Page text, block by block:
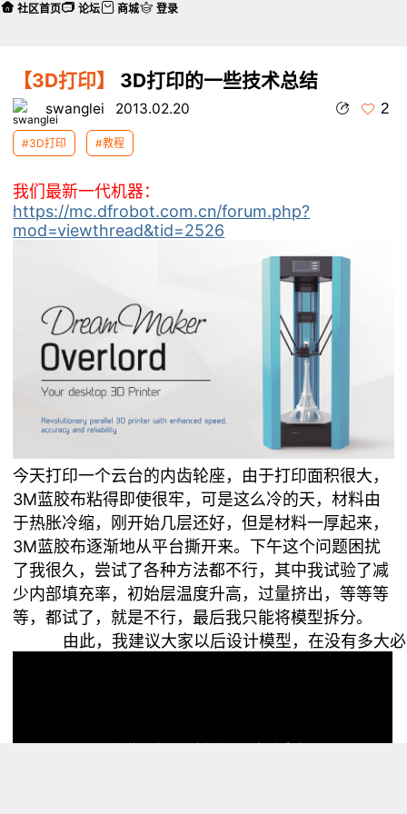
【3D打印】 3D打印的一些技术总结
swanglei 2013.02.20 2
#3D打印 #教程
我们最新一代机器：
https://mc.dfrobot.com.cn/forum.php?
mod=viewthread&tid=2526
今天打印一个云台的内齿轮座，由于打印面积很大，
3M蓝胶布粘得即使很牢，可是这么冷的天，材料由
于热胀冷缩，刚开始几层还好，但是材料一厚起来，
3M蓝胶布逐渐地从平台撕开来。下午这个问题困扰
了我很久，尝试了各种方法都不行，其中我试验了减
少内部填充率，初始层温度升高，过量挤出，等等等
等，都试了，就是不行，最后我只能将模型拆分。
社区首页 论坛 商城 登录